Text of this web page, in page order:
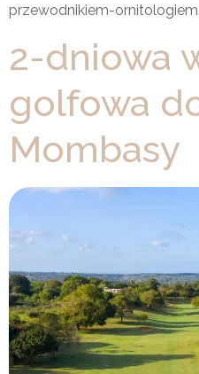
przewodnikiem-ornitologiem.
2-dniowa
golfowa
Mombasy